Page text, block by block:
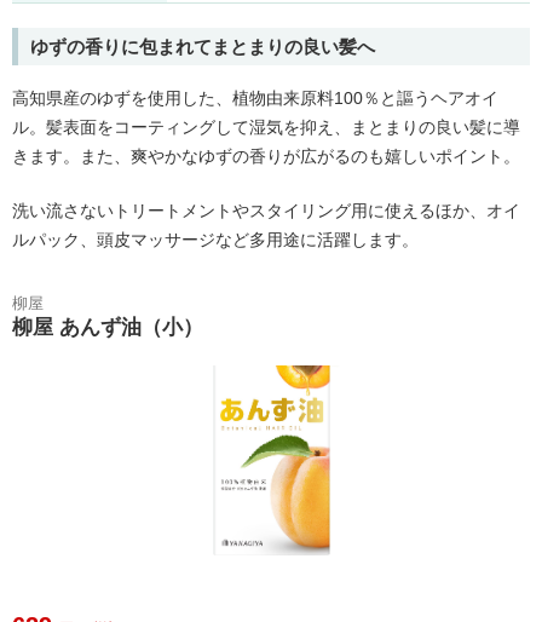
ゆずの香りに包まれてまとまりの良い髪へ
高知県産のゆずを使用した、植物由来原料100％と謳うヘアオイ
ル。髪表面をコーティングして湿気を抑え、まとまりの良い髪に導
きます。また、爽やかなゆずの香りが広がるのも嬉しいポイント。
洗い流さないトリートメントやスタイリング用に使えるほか、オイ
ルパック、頭皮マッサージなど多用途に活躍します。
柳屋
柳屋 あんず油（小）